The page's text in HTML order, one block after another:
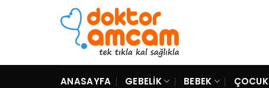
ANASAYFA GEBELIK BEBEK ÇOCUK